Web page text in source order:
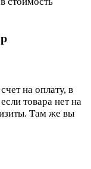
на оплату, в
товара нет на
Там же вы